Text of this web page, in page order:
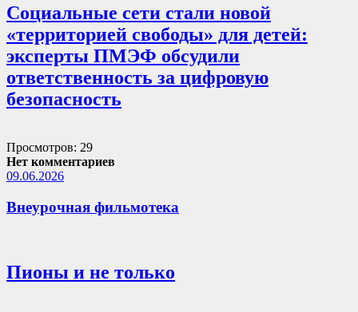
Социальные сети стали новой
«территорией свободы» для детей:
эксперты ПМЭФ обсудили
ответственность за цифровую
безопасность
Просмотров: 29
Нет комментариев
09.06.2026
Внеурочная фильмотека
Пионы и не только